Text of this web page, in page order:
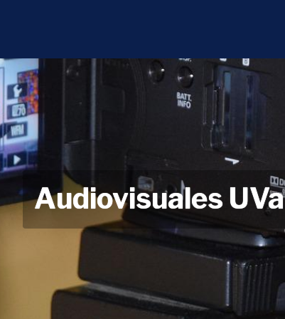
Audiovisuales UVa